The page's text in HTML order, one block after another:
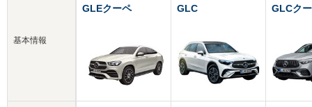
基本情報
GLEクーペ GLC GLCク